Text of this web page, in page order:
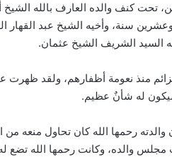
تحت كنف والده العارف بالله الشيخ
سنة، وأخيه الشيخ عبد القهار
السيد الشريف الشيخ عثمان.
منذ نعومة أظفارهم، ولقد ظهرت
سيكون له شأنٌ عظيم.
حدثنا أن والدته رحمها الله كان تحاول منعه
والده، وكانت رحمها الله تضع